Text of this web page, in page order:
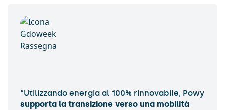
“Utilizzando energia al 100% rinnovabile, Powy
supporta la transizione verso una mobilità